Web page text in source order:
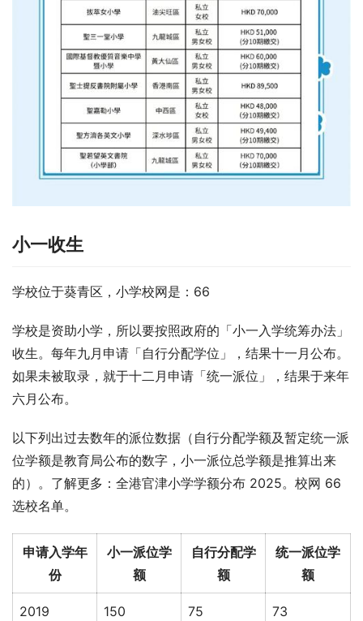
小一收生
学校位于葵青区，小学校网是：66
学校是资助小学，所以要按照政府的「小一入学统筹办法」
收生。每年九月申请「自行分配学位」，结果十一月公布。
如果未被取录，就于十二月申请「统一派位」，结果于来年
六月公布。
以下列出过去数年的派位数据（自行分配学额及暂定统一派
位学额是教育局公布的数字，小一派位总学额是推算出来
的）。了解更多：全港官津小学学额分布 2025。校网 66
选校名单。
申请入学年
份
小一派位学
额
自行分配学
额
统一派位学
额
2019 150 75 73